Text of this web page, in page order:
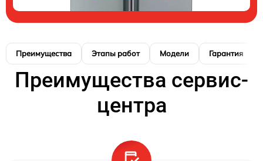
Преимущества Этапы работ Модели Гарантия
Преимущества сервис-
центра